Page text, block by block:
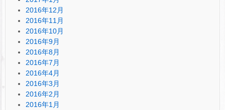
2016年12月
2016年11月
2016年10月
2016年9月
2016年8月
2016年7月
2016年4月
2016年3月
2016年2月
2016年1月